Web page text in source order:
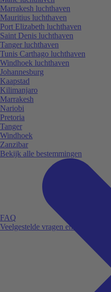
FAQ
Veelgestelde vragen en antwoorden.
Marrakesh luchthaven
Mauritius luchthaven
Port Elizabeth luchthaven
Saint Denis luchthaven
Tanger luchthaven
Tunis Carthago luchthaven
Windhoek luchthaven
Johannesburg
Kaapstad
Kilimanjaro
Marrakesh
Nariobi
Pretoria
Tanger
Windhoek
Zanzibar
Bekijk alle bestemmingen